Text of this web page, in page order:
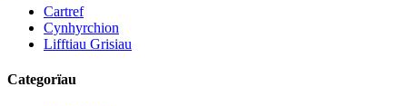
Cartref
Cynhyrchion
Lifftiau Grisiau
Categorïau